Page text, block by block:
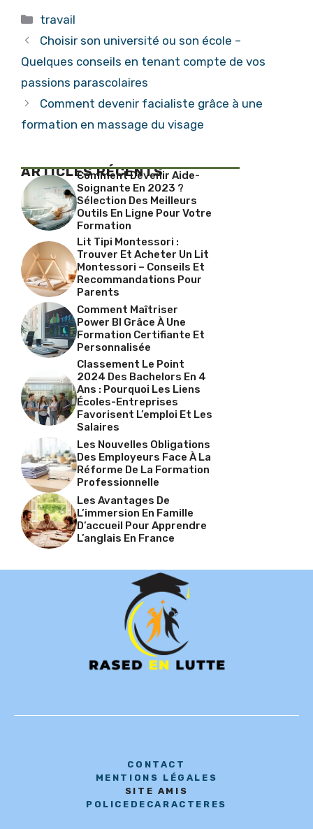
Catégories
travail
Choisir son université ou son école –
Quelques conseils en tenant compte de vos
passions parascolaires
Comment devenir facialiste grâce à une
formation en massage du visage
ARTICLES RÉCENTS
Comment Devenir Aide-
Soignante En 2023 ?
Sélection Des Meilleurs
Outils En Ligne Pour Votre
Formation
Lit Tipi Montessori :
Trouver Et Acheter Un Lit
Montessori – Conseils Et
Recommandations Pour
Parents
Comment Maîtriser
Power BI Grâce À Une
Formation Certifiante Et
Personnalisée
Classement Le Point
2024 Des Bachelors En 4
Ans : Pourquoi Les Liens
Écoles-Entreprises
Favorisent L’emploi Et Les
Salaires
Les Nouvelles Obligations
Des Employeurs Face À La
Réforme De La Formation
Professionnelle
Les Avantages De
L’immersion En Famille
D’accueil Pour Apprendre
L’anglais En France
CONTACT
MENTIONS LÉGALES
SITE AMIS
POLICEDECARACTERES